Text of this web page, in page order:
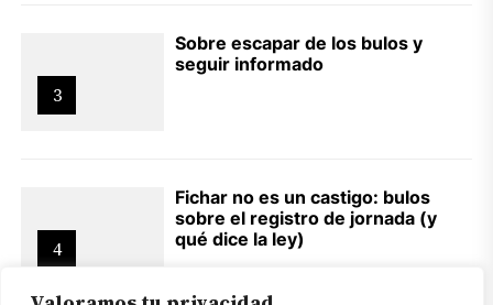
3
Sobre escapar de los bulos y
seguir informado
4
Fichar no es un castigo: bulos
sobre el registro de jornada (y
qué dice la ley)